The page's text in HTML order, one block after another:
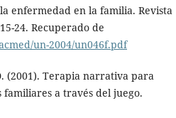
enfermedad en la familia. Revista
24. Recuperado de
un-2004/un046f.pdf
(2001). Terapia narrativa para
a través del juego.